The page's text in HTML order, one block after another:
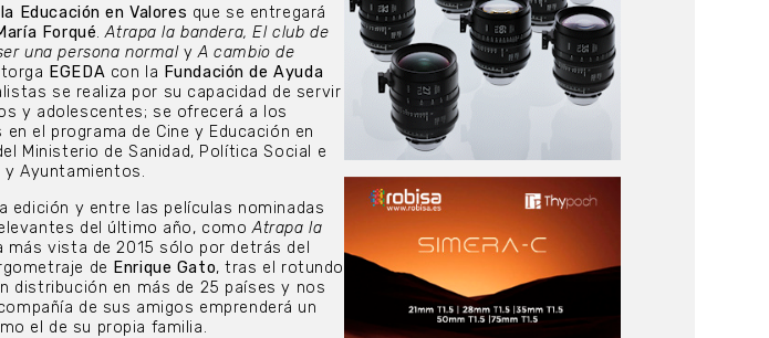
Educación en Valores que se entregará
Forqué.Atrapa la bandera, El club de
una persona normalyA cambio de
EGEDA con la Fundación de Ayuda
se realiza por su capacidad de servir
y adolescentes; se ofrecerá a los
el programa de Cine y Educación en
Ministerio de Sanidad, Política Social e
y Ayuntamientos.
edición y entre las películas nominadas
del último año, comoAtrapa la
vista de 2015 sólo por detrás del
de Enrique Gato, tras el rotundo
distribución en más de 25 países y nos
de sus amigos emprenderá un
el de su propia familia.